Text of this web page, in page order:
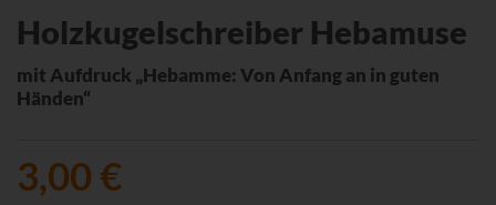
Holzkugelschreiber Hebamuse
mit Aufdruck „Hebamme: Von Anfang an in guten
Händen“
3,00 €